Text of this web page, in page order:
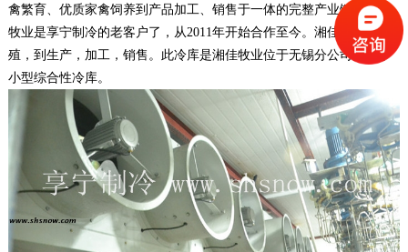
禽繁育、优质家禽饲养到产品加工、销售于一体的完整产业链。湘佳
牧业是享宁制冷的老客户了，从2011年开始合作至今。湘佳牧业有养
殖，到生产，加工，销售。此冷库是湘佳牧业位于无锡分公司的一个
小型综合性冷库。